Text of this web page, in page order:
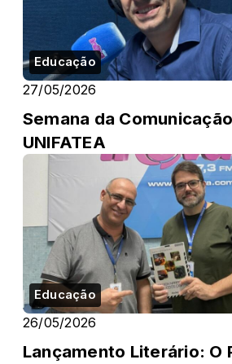
Educação
27/05/2026
Semana da
UNIFATEA
Educação
26/05/2026
Lançamento Literário: O